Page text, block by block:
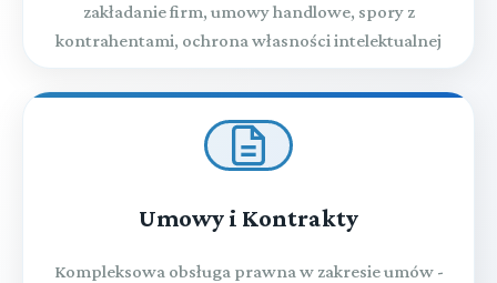
zakładanie firm, umowy handlowe, spory z
kontrahentami, ochrona własności intelektualnej
Umowy i Kontrakty
Kompleksowa obsługa prawna w zakresie umów -